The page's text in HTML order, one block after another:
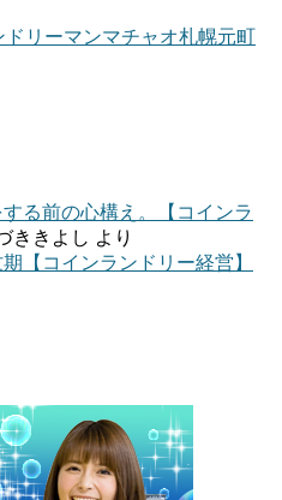
ドリーマンマチャオ札幌元町
る前の心構え。【コインラ
ききよし より
【コインランドリー経営】